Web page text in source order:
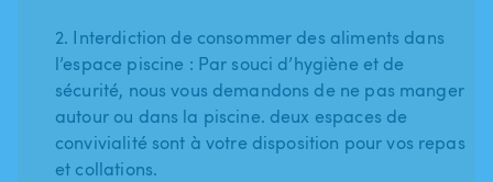
2. Interdiction de consommer des aliments dans
l’espace piscine : Par souci d’hygiène et de
sécurité, nous vous demandons de ne pas manger
autour ou dans la piscine. deux espaces de
convivialité sont à votre disposition pour vos repas
et collations.